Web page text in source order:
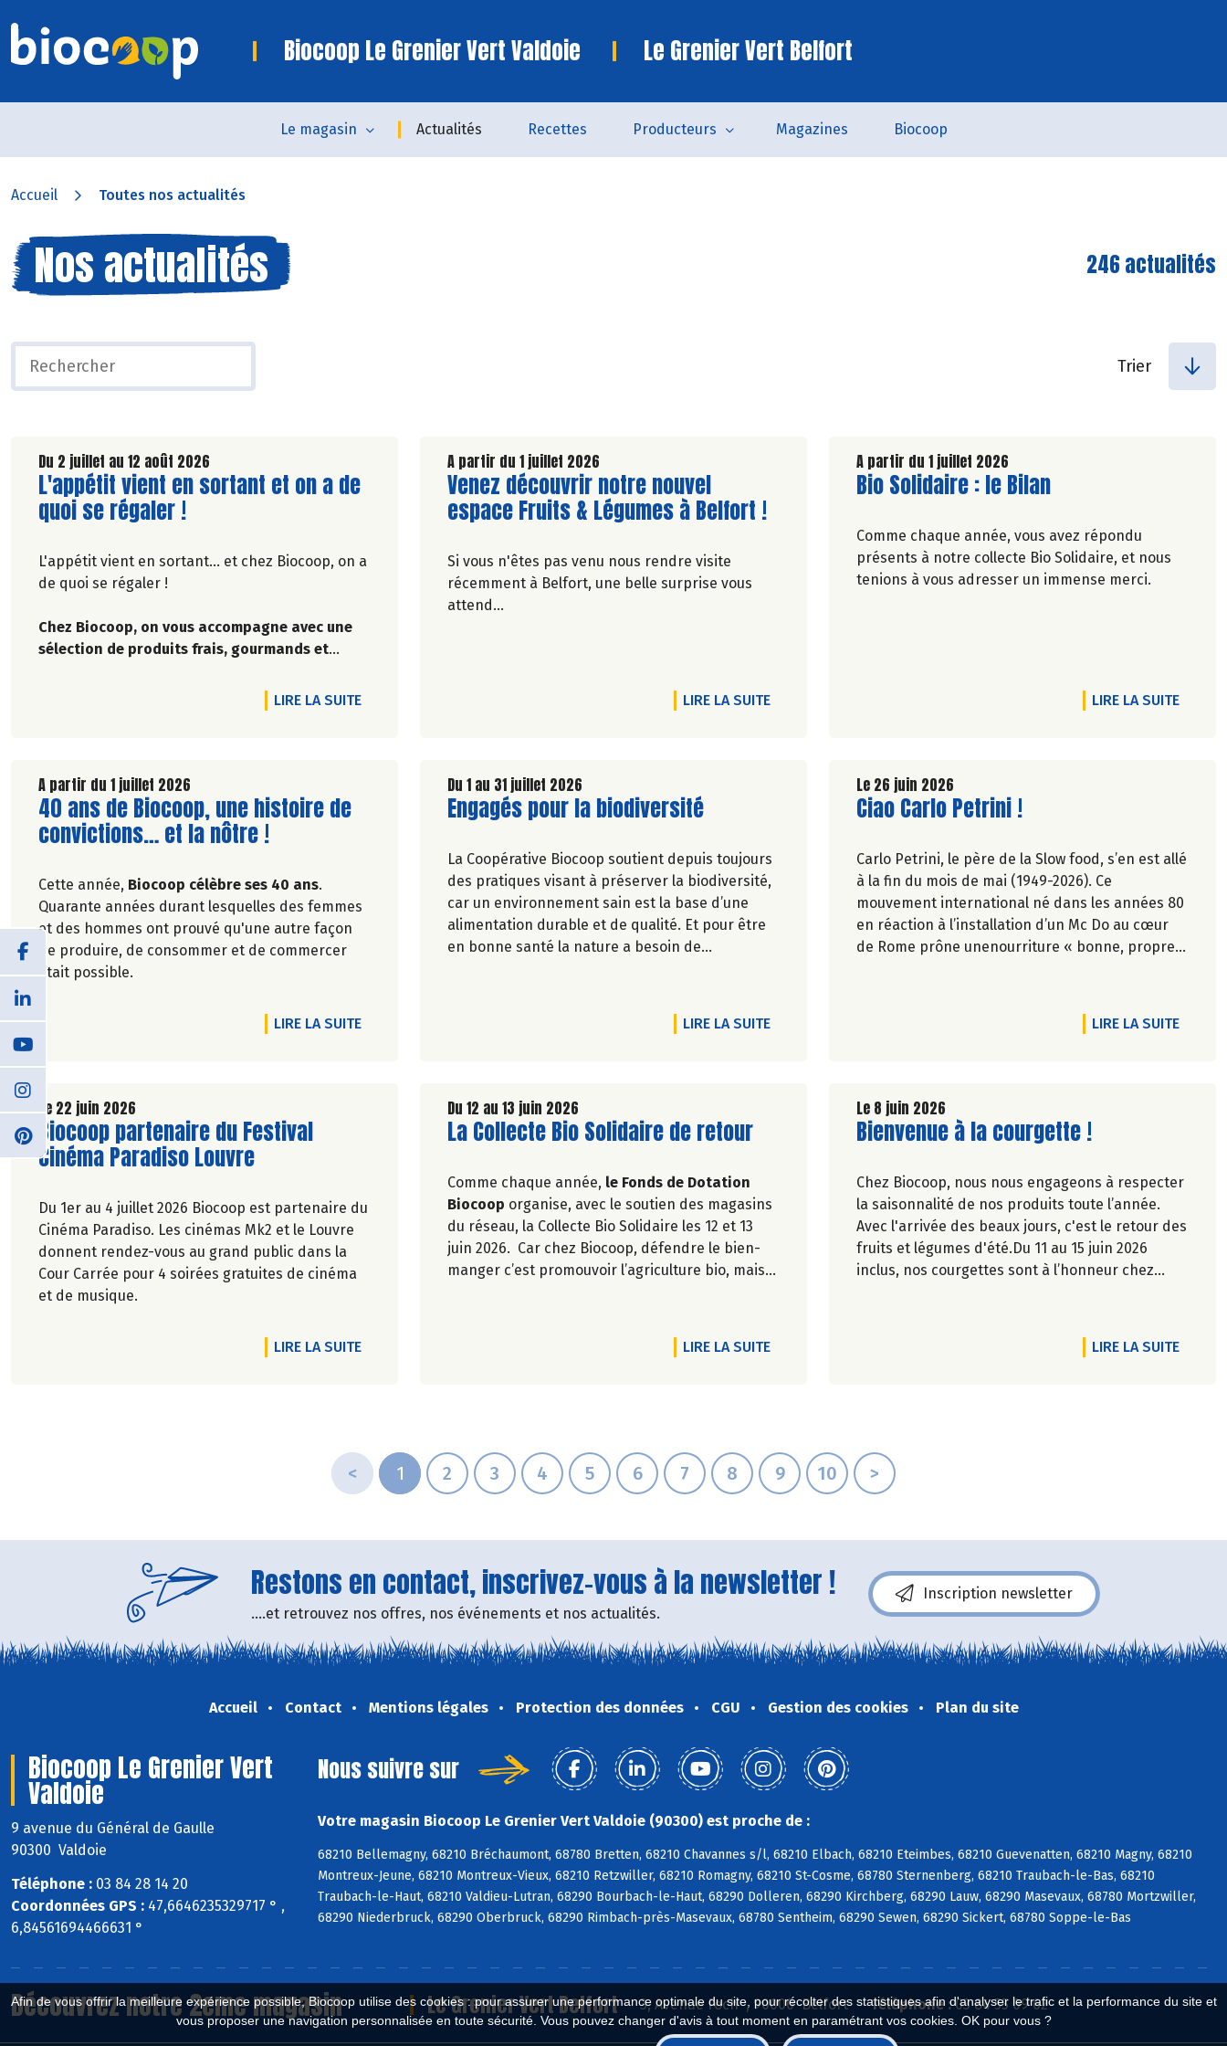
Afin de vous offrir la meilleure expérience possible, Biocoop utilise des cookies : pour assurer une performance optimale du site, pour récolter des statistiques afin d'analyser le trafic et la performance du site et
vous proposer une navigation personnalisée en toute sécurité. Vous pouvez changer d'avis à tout moment en paramétrant vos cookies. OK pour vous ?
Biocoop Le Grenier Vert Valdoie Le Grenier Vert Belfort
Le magasin Actualités Recettes Producteurs Magazines Biocoop
Accueil Toutes nos actualités
Nos actualités 246 actualités
Trier
Du 2 juillet au 12 août 2026
Lire la suite de l'article
L'appétit vient en sortant et on a de
quoi se régaler !
L'appétit vient en sortant... et chez Biocoop, on a
de quoi se régaler !
Chez Biocoop, on vous accompagne avec une
sélection de produits frais, gourmands et
boissons rafraîchissante, barres de céréales...
De quoi préparer un encas sur le pouce où que
Prenez votre nappe, rassemblez ceux que vous
aimez et laissez-vous inspirer pour un pique-
nique aussi simple que délicieux.
produits du 2 juillet au 12 août 2026 inclus.
LIRE LA SUITEDE L'ARTICLE L'APPÉTIT VIENT EN SORTANT ET ON A DE QUOI SE RÉGALER !
A partir du 1 juillet 2026
Lire la suite de l'article
Venez découvrir notre nouvel
espace Fruits & Légumes à Belfort !
Si vous n'êtes pas venu nous rendre visite
récemment à Belfort, une belle surprise vous
attend…
LIRE LA SUITEDE L'ARTICLE VENEZ DÉCOUVRIR NOTRE NOUVEL ESPACE FRUITS &
A partir du 1 juillet 2026
Lire la suite de l'article
Bio Solidaire : le Bilan
Comme chaque année, vous avez répondu
présents à notre collecte Bio Solidaire, et nous
tenions à vous adresser un immense merci.
LIRE LA SUITEDE
A partir du 1 juillet 2026
Lire la suite de l'article
40 ans de Biocoop, une histoire de
convictions… et la nôtre !
Cette année, Biocoop célèbre ses 40 ans.
Quarante années durant lesquelles des femmes
et des hommes ont prouvé qu'une autre façon
de produire, de consommer et de commercer
était possible.
LIRE LA SUITEDE L'ARTICLE 40 ANS DE BIOCOOP, UNE HISTOIRE DE CONVICTIONS… ET LA NÔTRE !
Du 1 au 31 juillet 2026
Lire la suite de l'article
Engagés pour la biodiversité
La Coopérative Biocoop soutient depuis toujours
des pratiques visant à préserver la biodiversité,
car un environnement sain est la base d’une
alimentation durable et de qualité. Et pour être
en bonne santé la nature a besoin de
LIRE LA SUITEDE L'ARTICLE ENGAGÉS POUR LA BIODIVERSITÉ
Le 26 juin 2026
Lire la suite de l'article
Ciao Carlo Petrini !
Carlo Petrini, le père de la Slow food, s’en est allé
à la fin du mois de mai (1949-2026). Ce
mouvement international né dans les années 80
en réaction à l’installation d’un Mc Do au cœur
de Rome prône unenourriture « bonne, propre
àCulture Bioen 2018,et qui reste totalement
LIRE LA SUITEDE
Le 22 juin 2026
Lire la suite de l'article
Biocoop partenaire du Festival
Cinéma Paradiso Louvre
Du 1er au 4 juillet 2026 Biocoop est partenaire du
Cinéma Paradiso. Les cinémas Mk2 et le Louvre
donnent rendez-vous au grand public dans la
Cour Carrée pour 4 soirées gratuites de cinéma
et de musique.
LIRE LA SUITEDE L'ARTICLE BIOCOOP PARTENAIRE DU FESTIVAL CINÉMA PARADISO LOUVRE
Du 12 au 13 juin 2026
Lire la suite de l'article
La Collecte Bio Solidaire de retour
Comme chaque année, le Fonds de Dotation
Biocoop organise, avec le soutien des magasins
du réseau, la Collecte Bio Solidaire les 12 et 13
juin 2026. Car chez Biocoop, défendre le bien-
manger c’est promouvoir l’agriculture bio, mais
LIRE LA SUITEDE L'ARTICLE LA COLLECTE BIO SOLIDAIRE DE RETOUR
Le 8 juin 2026
Lire la suite de l'article
Bienvenue à la courgette !
Chez Biocoop, nous nous engageons à respecter
la saisonnalité de nos produits toute l’année.
Avec l'arrivée des beaux jours, c'est le retour des
fruits et légumes d'été.Du 11 au 15 juin 2026
inclus, nos courgettes sont à l’honneur chez
LIRE LA SUITEDE
< 1 2 3 4 5 6 7 8 9 10 >
Restons en contact, inscrivez-vous à la newsletter !
....et retrouvez nos offres, nos événements et nos actualités.
Inscription newsletter
Accueil Contact Mentions légales Protection des données CGU Gestion des cookies Plan du site
Biocoop Le Grenier Vert
Valdoie
9 avenue du Général de Gaulle
90300 Valdoie
Téléphone : 03 84 28 14 20
Coordonnées GPS : 47,6646235329717 ° ,
6,84561694466631 °
Nous suivre sur
Votre magasin Biocoop Le Grenier Vert Valdoie (90300) est proche de :
68210 Bellemagny, 68210 Bréchaumont, 68780 Bretten, 68210 Chavannes s/l, 68210 Elbach, 68210 Eteimbes, 68210 Guevenatten, 68210 Magny, 68210
Montreux-Jeune, 68210 Montreux-Vieux, 68210 Retzwiller, 68210 Romagny, 68210 St-Cosme, 68780 Sternenberg, 68210 Traubach-le-Bas, 68210
Traubach-le-Haut, 68210 Valdieu-Lutran, 68290 Bourbach-le-Haut, 68290 Dolleren, 68290 Kirchberg, 68290 Lauw, 68290 Masevaux, 68780 Mortzwiller,
68290 Niederbruck, 68290 Oberbruck, 68290 Rimbach-près-Masevaux, 68780 Sentheim, 68290 Sewen, 68290 Sickert, 68780 Soppe-le-Bas
Découvrez notre 2eme magasin Le Grenier Vert Belfort 3, Avenue Foch , 90000 Belfort Téléphone :03 84 55 09 62